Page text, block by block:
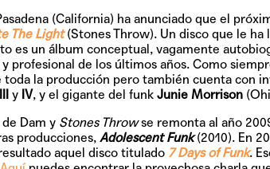
(California) ha anunciado que el
The Light (Stones Throw). Un disco que le ha
es un álbum conceptual, vagamente
profesional de los últimos años. Como
toda la producción pero también cuenta con
y IV, y el gigante del funk Junie Morrison
Dam yStones Throwse remonta al año
producciones, Adolescent Funk(2010). En
aquel disco titulado 7 Days of Funk.